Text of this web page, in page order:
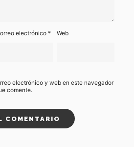
electrónico* Web
electrónico y web en este navegador
comente.